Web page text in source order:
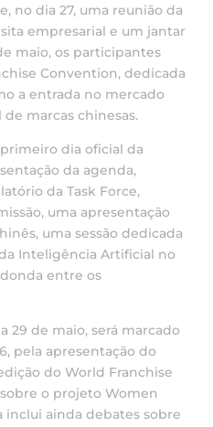
no dia 27, uma reunião da
empresarial e um jantar
maio, os participantes
Convention, dedicada
a entrada no mercado
marcas chinesas.
dia oficial da
da agenda,
da Task Force,
uma apresentação
uma sessão dedicada
Inteligência Artificial no
entre os
29 de maio, será marcado
pela apresentação do
do World Franchise
o projeto Women
inclui ainda debates sobre